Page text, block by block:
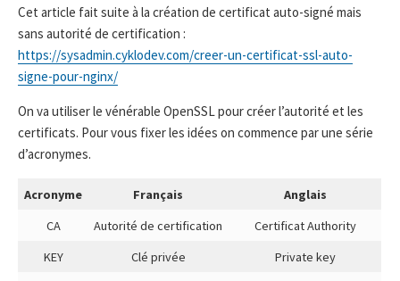
Cet article fait suite à la création de certificat auto-signé mais
sans autorité de certification :
https://sysadmin.cyklodev.com/creer-un-certificat-ssl-auto-
signe-pour-nginx/
On va utiliser le vénérable OpenSSL pour créer l’autorité et les
certificats. Pour vous fixer les idées on commence par une série
d’acronymes.
Acronyme Français
Anglais
CA
Autorité de certification
Certificat Authority
KEY
Clé privée
Private key